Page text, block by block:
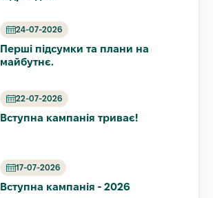
Перші підсумки та плани на
майбутнє.
24-07-2026
Вступна кампанія триває!
22-07-2026
Вступна кампанія - 2026
17-07-2026